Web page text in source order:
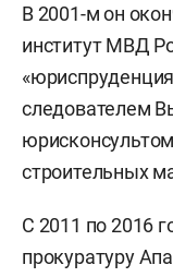
В 2001-м он
институт МВД
следователем
строительных
С 2011 по 2016
прокуратуру